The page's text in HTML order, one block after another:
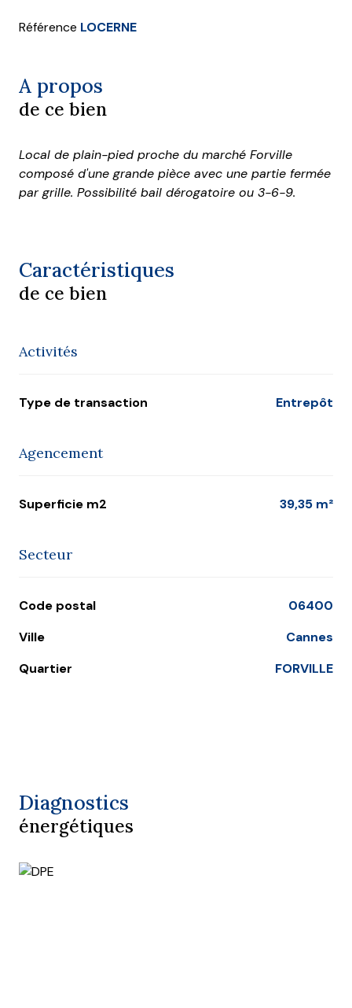
Référence LOCERNE
A propos
de ce bien
Local de plain-pied proche du marché Forville
composé d'une grande pièce avec une partie fermée
par grille. Possibilité bail dérogatoire ou 3-6-9.
Caractéristiques
de ce bien
Activités
Type de transaction Entrepôt
Agencement
Superficie m2 39,35 m²
Secteur
Code postal
06400
Ville
Cannes
Quartier
FORVILLE
Diagnostics
énergétiques